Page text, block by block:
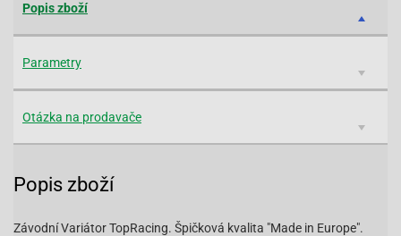
Popis zboží
Parametry
Otázka na prodavače
Popis zboží
Závodní Variátor TopRacing. Špičková kvalita "Made in Europe".